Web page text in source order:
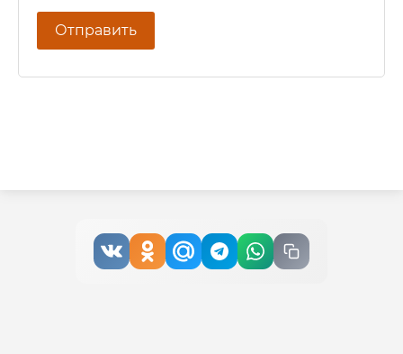
Отправить